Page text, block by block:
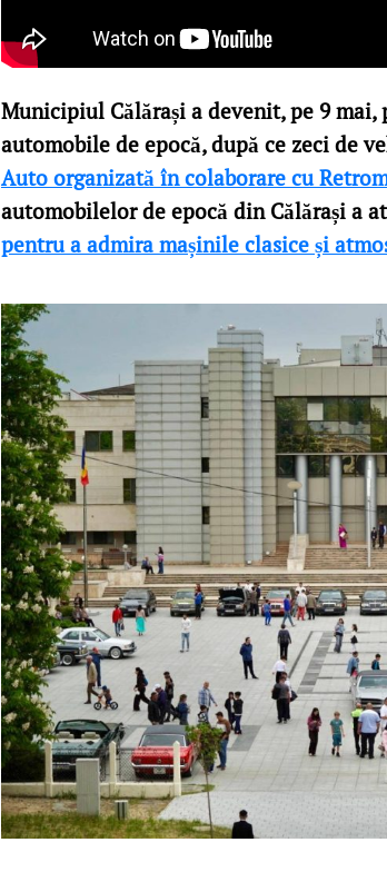
Municipiul Călărași a devenit, pe 9
automobile de epocă, după ce zeci de
Auto organizată în colaborare cu
automobilelor de epocă din Călărași a
pentru a admira mașinile clasice și